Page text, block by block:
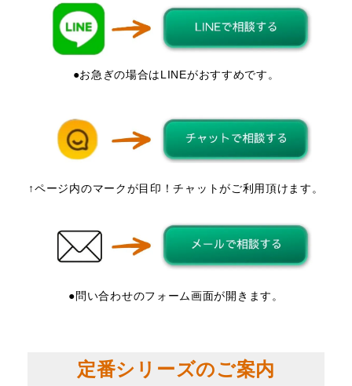
●お急ぎの場合はLINEがおすすめです。
↑ページ内のマークが目印！チャットがご利用頂けます。
●問い合わせのフォーム画面が開きます。
定番シリーズのご案内